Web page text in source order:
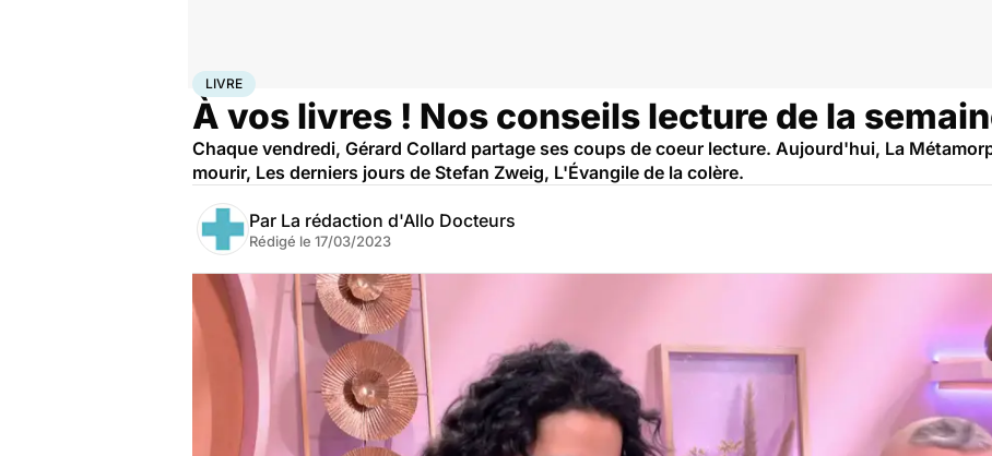
AccueilBien-être
LIVRE
À vos livres ! Nos conseils lecture de la
Chaque vendredi, Gérard Collard partage ses coups de coeur lecture. Aujourd'hui, La
mourir, Les derniers jours de Stefan Zweig, L'Évangile de la colère.
Par La rédaction d'Allo Docteurs
Rédigé le 17/03/2023